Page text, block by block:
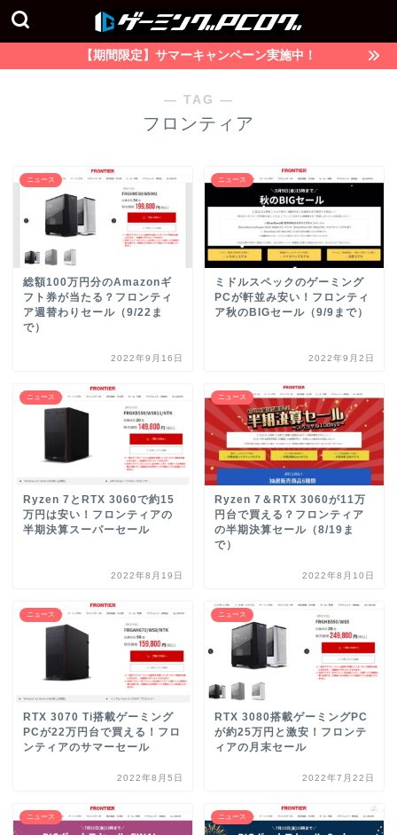
【期間限定】サマーキャンペーン実施中！
― TAG ―
フロンティア
ニュース
総額100万円分のAmazonギ
フト券が当たる？フロンティ
ア週替わりセール（9/22ま
で）
2022年9月16日
ニュース
ミドルスペックのゲーミング
PCが軒並み安い！フロンティ
ア秋のBIGセール（9/9まで）
2022年9月2日
ニュース
Ryzen 7とRTX 3060で約15
万円は安い！フロンティアの
半期決算スーパーセール
2022年8月19日
ニュース
Ryzen 7＆RTX 3060が11万
円台で買える？フロンティア
の半期決算セール（8/19ま
で）
2022年8月10日
ニュース
RTX 3070 Ti搭載ゲーミング
PCが22万円台で買える！フロ
ンティアのサマーセール
2022年8月5日
ニュース
RTX 3080搭載ゲーミングPC
が約25万円と激安！フロンテ
ィアの月末セール
2022年7月22日
ニュース ニュース